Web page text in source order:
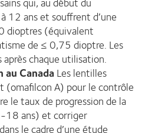
12 ans et souffrent d’une
(équivalent
de ≤ 0,75 dioptre. Les
chaque utilisation.
CanadaLes lentilles
(omafilcon A) pour le contrôle
le taux de progression de la
18 ans) et corriger
le cadre d’une étude